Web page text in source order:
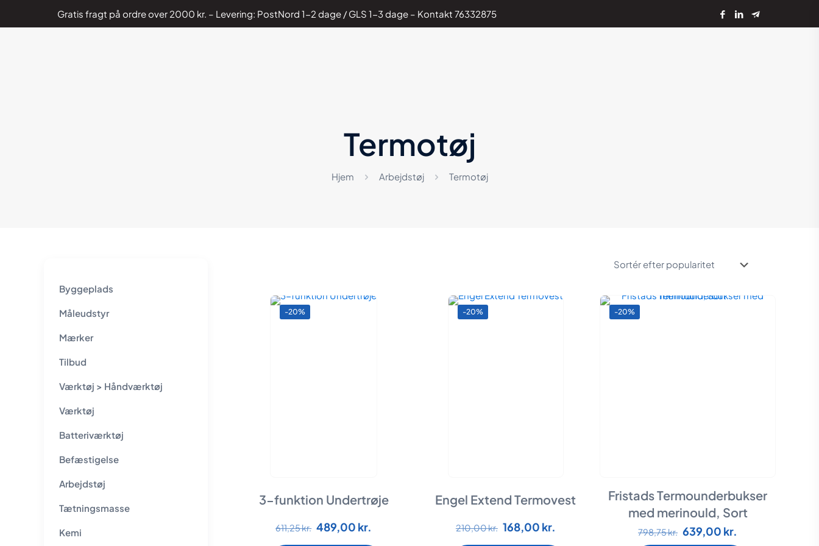
Gratis fragt på ordre over 2000 kr. – Levering: PostNord 1-2 dage / GLS 1-3 dage – Kontakt 76332875
Termotøj
Hjem Arbejdstøj Termotøj
-20%
3-funktion Undertrøje
Dette
611,25kr. Den
489,00 kr.
-20%
Engel Extend Termovest
Dette
210,00kr. Den
168,00 kr.
-20%
Fristads Termounderbukser
med merinould, Sort
Dette
798,75kr. Den
639,00 kr.
Byggeplads
Måleudstyr
Mærker
Tilbud
Værktøj > Håndværktøj
Værktøj
Batteriværktøj
Befæstigelse
Arbejdstøj
Tætningsmasse
Kemi